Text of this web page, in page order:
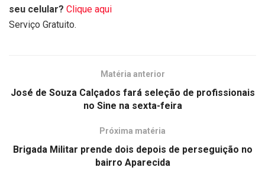
seu celular? Clique aqui
Serviço Gratuito.
Matéria anterior
José de Souza Calçados fará seleção de profissionais
no Sine na sexta-feira
Próxima matéria
Brigada Militar prende dois depois de perseguição no
bairro Aparecida